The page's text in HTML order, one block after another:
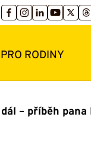
PRO RODINY
– příběh pana